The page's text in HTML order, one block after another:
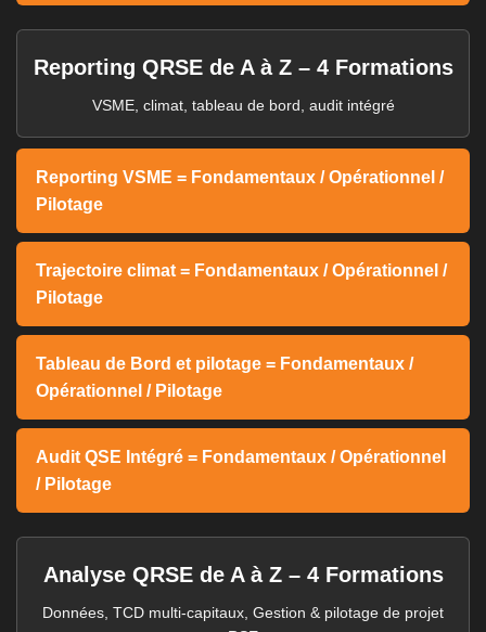
Reporting QRSE de A à Z – 4 Formations
VSME, climat, tableau de bord, audit intégré
Reporting VSME = Fondamentaux / Opérationnel /
Pilotage
Trajectoire climat = Fondamentaux / Opérationnel /
Pilotage
Tableau de Bord et pilotage = Fondamentaux /
Opérationnel / Pilotage
Audit QSE Intégré = Fondamentaux / Opérationnel
/ Pilotage
Analyse QRSE de A à Z – 4 Formations
Données, TCD multi-capitaux, Gestion & pilotage de projet